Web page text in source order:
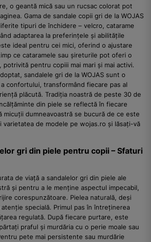
o geantă mică sau un rucsac colorat pot
Gama de sandale copii gri de la WOJAS
tipuri de închidere – velcro, catarame
adaptarea la preferințele și abilitățile
ideal pentru cei mici, oferind o ajustare
ce cataramele sau șireturile pot oferi o
potrivită pentru copiii mai mari și mai activi.
sandalele gri de la WOJAS sunt o
confortului, transformând fiecare pas al
plăcută. Tradiția noastră de peste 30 de
din piele se reflectă în fiecare
micuții dumneavoastră se bucură de ce este
varietatea de modele pe wojas.ro și lăsați-vă
gri din piele pentru copii – Sfaturi
de viață a sandalelor gri din piele ale
și pentru a le menține aspectul impecabil,
corespunzătoare. Pielea naturală, deși
specială. Primul pas în întreținerea
regulată. După fiecare purtare, este
praful și murdăria cu o perie moale sau
pete mai persistente sau murdărie